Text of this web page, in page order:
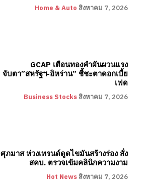
Home & Auto สิงหาคม 7, 2026
GCAP เตือนทองคำผันผวนแรง
จับตา”สหรัฐฯ-อิหร่าน” ชี้ชะตาดอกเบี้ย
เฟด
Business Stocks สิงหาคม 7, 2026
ศุภมาส ห่วงเทรนด์ดูดไขมันสร้างร่อง สั่ง
สคบ. ตรวจเข้มคลินิกความงาม
Hot News สิงหาคม 7, 2026